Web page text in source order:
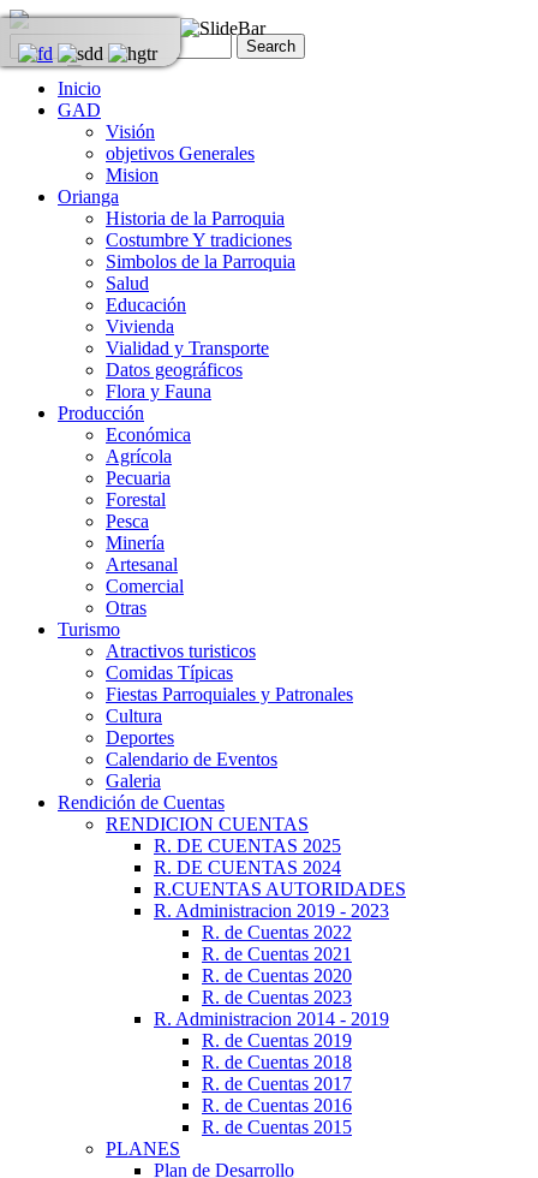
Inicio
GAD
Visión
objetivos Generales
Mision
Orianga
Historia de la Parroquia
Costumbre Y tradiciones
Simbolos de la Parroquia
Salud
Educación
Vivienda
Vialidad y Transporte
Datos geográficos
Flora y Fauna
Producción
Económica
Agrícola
Pecuaria
Forestal
Pesca
Minería
Artesanal
Comercial
Otras
Turismo
Atractivos turisticos
Comidas Típicas
Fiestas Parroquiales y Patronales
Cultura
Deportes
Calendario de Eventos
Galeria
Rendición de Cuentas
RENDICION CUENTAS
R. DE CUENTAS 2025
R. DE CUENTAS 2024
R.CUENTAS AUTORIDADES
R. Administracion 2019 - 2023
R. de Cuentas 2022
R. de Cuentas 2021
R. de Cuentas 2020
R. de Cuentas 2023
R. Administracion 2014 - 2019
R. de Cuentas 2019
R. de Cuentas 2018
R. de Cuentas 2017
R. de Cuentas 2016
R. de Cuentas 2015
PLANES
Plan de Desarrollo